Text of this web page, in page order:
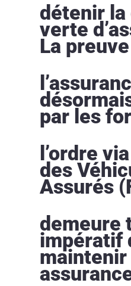
détenir
verte
La
par les
l’ordre
des
Assurés
demeure
impératif
maintenir